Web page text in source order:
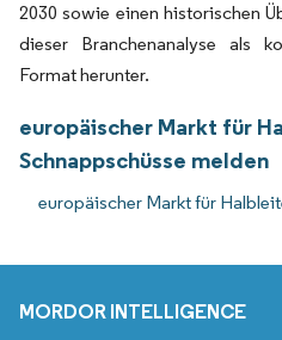
2030 sowie einen historischen
dieser Branchenanalyse als
Format herunter.
europäischer Markt für
Schnappschüsse melden
europäischer Markt für
MORDOR INTELLIGENCE